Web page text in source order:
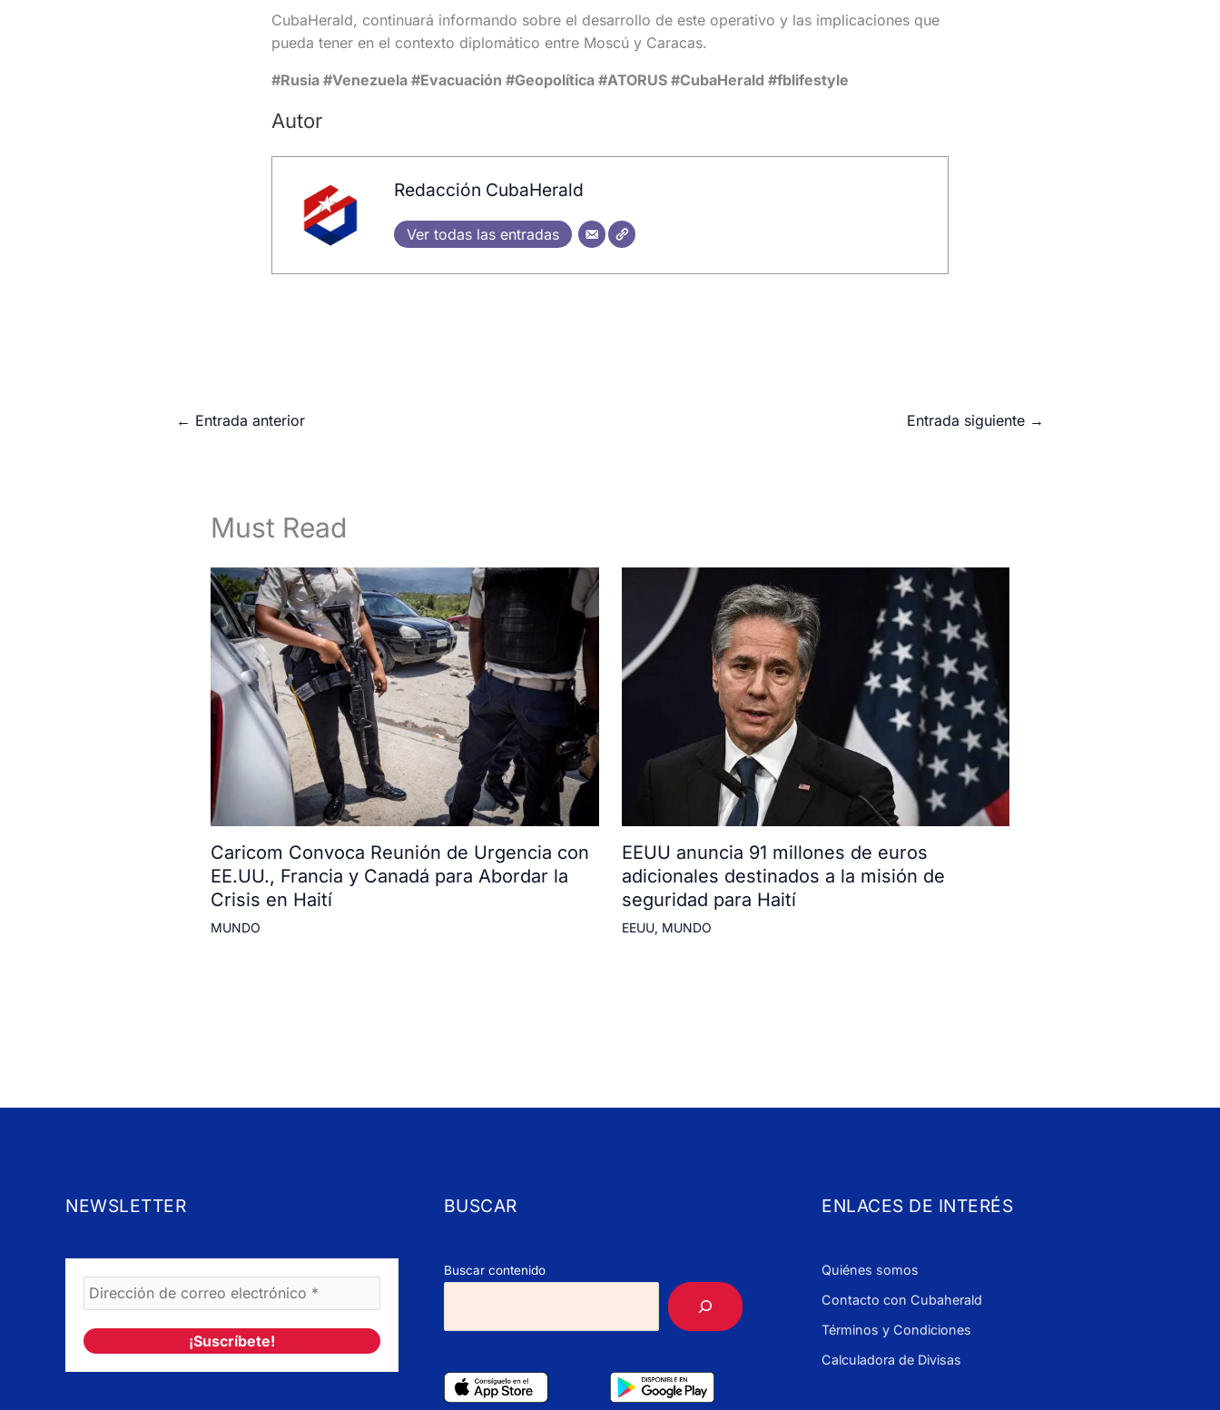
CubaHerald, continuará informando sobre el desarrollo de este operativo y las implicaciones que
pueda tener en el contexto diplomático entre Moscú y Caracas.
#Rusia #Venezuela #Evacuación #Geopolítica #ATORUS #CubaHerald #fblifestyle
Autor
Redacción CubaHerald
Ver todas las entradas
← Entrada anterior Entrada siguiente →
Must Read
Caricom Convoca Reunión de Urgencia con
EE.UU., Francia y Canadá para Abordar la
Crisis en Haití
MUNDO
EEUU anuncia 91 millones de euros
adicionales destinados a la misión de
seguridad para Haití
EEUU, MUNDO
NEWSLETTER BUSCAR
Buscar contenido
ENLACES DE INTERÉS
Quiénes somos
Contacto con Cubaherald
Términos y Condiciones
Calculadora de Divisas